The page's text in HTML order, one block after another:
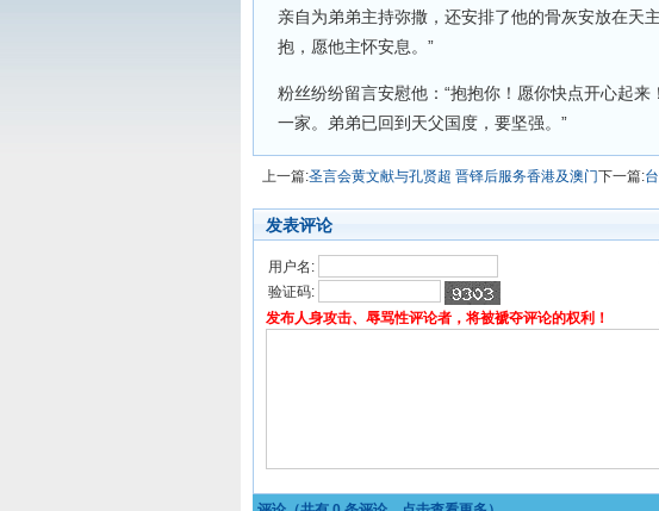
亲自为弟弟主持弥撒，还安排了他的骨灰安放在天
抱，愿他主怀安息。”
粉丝纷纷留言安慰他：“抱抱你！愿你快点开心起来
一家。弟弟已回到天父国度，要坚强。”
上一篇:圣言会黄文献与孔贤超 晋铎后服务香港及澳门下一篇:
发表评论
用户名:
验证码:
发布人身攻击、辱骂性评论者，将被褫夺评论的权利！